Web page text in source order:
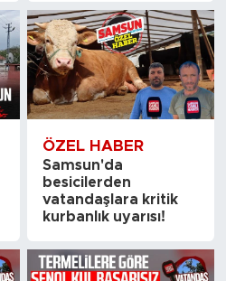
ÖZEL HABER
Samsun'da
besicilerden
vatandaşlara kritik
kurbanlık uyarısı!